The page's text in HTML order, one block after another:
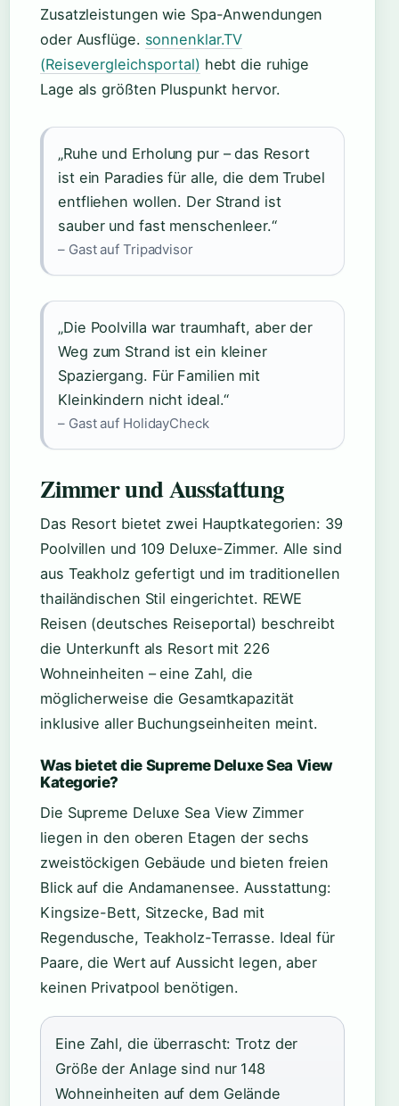
Zusatzleistungen wie Spa-Anwendungen
oder Ausflüge. sonnenklar.TV
(Reisevergleichsportal) hebt die ruhige
Lage als größten Pluspunkt hervor.
„Ruhe und Erholung pur – das Resort
ist ein Paradies für alle, die dem Trubel
entfliehen wollen. Der Strand ist
sauber und fast menschenleer.“
– Gast auf Tripadvisor
„Die Poolvilla war traumhaft, aber der
Weg zum Strand ist ein kleiner
Spaziergang. Für Familien mit
Kleinkindern nicht ideal.“
– Gast auf HolidayCheck
Zimmer und Ausstattung
Das Resort bietet zwei Hauptkategorien: 39
Poolvillen und 109 Deluxe-Zimmer. Alle sind
aus Teakholz gefertigt und im traditionellen
thailändischen Stil eingerichtet. REWE
Reisen (deutsches Reiseportal) beschreibt
die Unterkunft als Resort mit 226
Wohneinheiten – eine Zahl, die
möglicherweise die Gesamtkapazität
inklusive aller Buchungseinheiten meint.
Was bietet die Supreme Deluxe Sea View
Kategorie?
Die Supreme Deluxe Sea View Zimmer
liegen in den oberen Etagen der sechs
zweistöckigen Gebäude und bieten freien
Blick auf die Andamanensee. Ausstattung:
Kingsize-Bett, Sitzecke, Bad mit
Regendusche, Teakholz-Terrasse. Ideal für
Paare, die Wert auf Aussicht legen, aber
keinen Privatpool benötigen.
Eine Zahl, die überrascht: Trotz der
Größe der Anlage sind nur 148
Wohneinheiten auf dem Gelände